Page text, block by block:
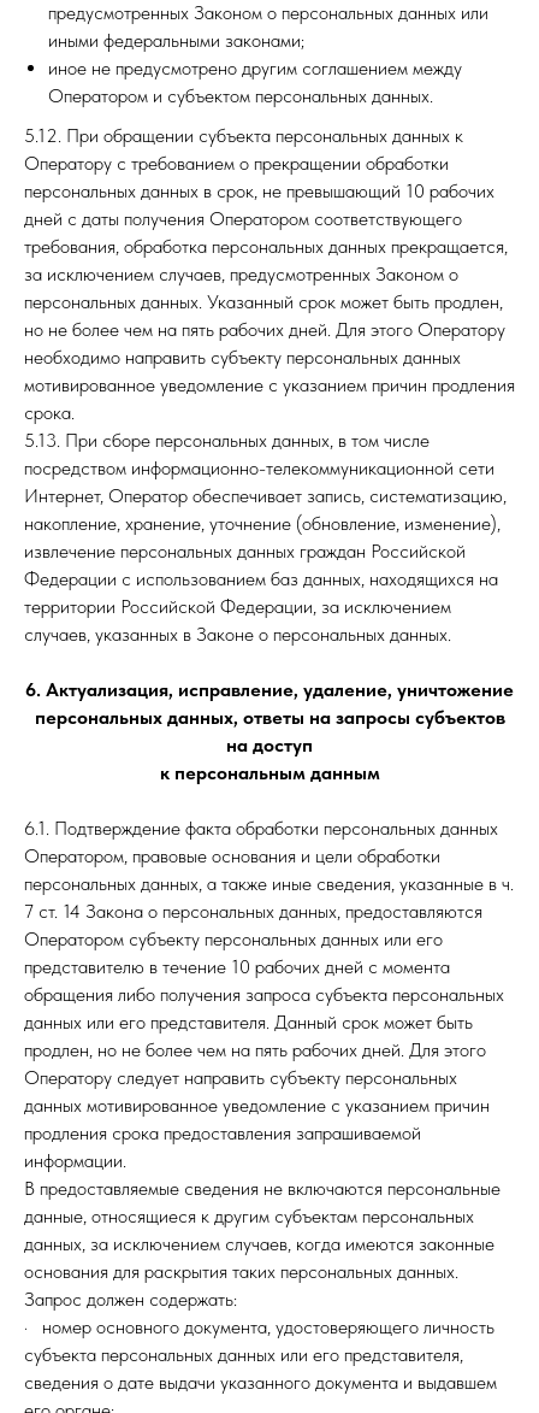
предусмотренных Законом о персональных данных или
иными федеральными законами;
иное не предусмотрено другим соглашением между
Оператором и субъектом персональных данных.
5.12. При обращении субъекта персональных данных к
Оператору с требованием о прекращении обработки
персональных данных в срок, не превышающий 10 рабочих
дней с даты получения Оператором соответствующего
требования, обработка персональных данных прекращается,
за исключением случаев, предусмотренных Законом о
персональных данных. Указанный срок может быть продлен,
но не более чем на пять рабочих дней. Для этого Оператору
необходимо направить субъекту персональных данных
мотивированное уведомление с указанием причин продления
срока.
5.13. При сборе персональных данных, в том числе
посредством информационно-телекоммуникационной сети
Интернет, Оператор обеспечивает запись, систематизацию,
накопление, хранение, уточнение (обновление, изменение),
извлечение персональных данных граждан Российской
Федерации с использованием баз данных, находящихся на
территории Российской Федерации, за исключением
случаев, указанных в Законе о персональных данных.
6. Актуализация, исправление, удаление, уничтожение
персональных данных, ответы на запросы субъектов
на доступ
к персональным данным
6.1. Подтверждение факта обработки персональных данных
Оператором, правовые основания и цели обработки
персональных данных, а также иные сведения, указанные в ч.
7 ст. 14 Закона о персональных данных, предоставляются
Оператором субъекту персональных данных или его
представителю в течение 10 рабочих дней с момента
обращения либо получения запроса субъекта персональных
данных или его представителя. Данный срок может быть
продлен, но не более чем на пять рабочих дней. Для этого
Оператору следует направить субъекту персональных
данных мотивированное уведомление с указанием причин
продления срока предоставления запрашиваемой
информации.
В предоставляемые сведения не включаются персональные
данные, относящиеся к другим субъектам персональных
данных, за исключением случаев, когда имеются законные
основания для раскрытия таких персональных данных.
Запрос должен содержать:
· номер основного документа, удостоверяющего личность
субъекта персональных данных или его представителя,
сведения о дате выдачи указанного документа и выдавшем